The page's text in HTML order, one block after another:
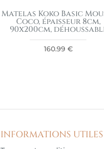
Matelas Koko Basic
Coco, épaisseur 8cm,
90x200cm,
160.99€
INFORMATIONS UTILES